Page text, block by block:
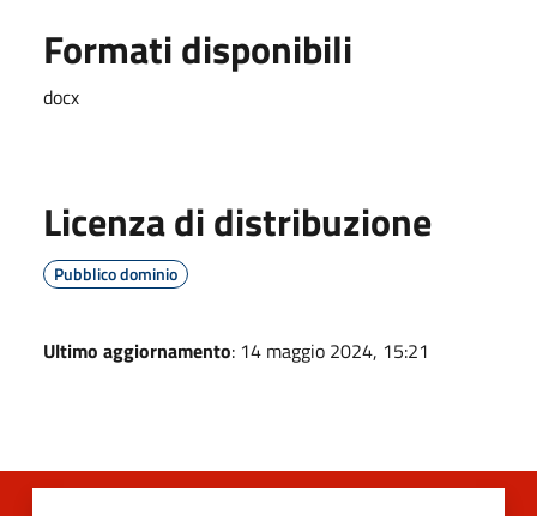
Formati disponibili
docx
Licenza di distribuzione
Pubblico dominio
Ultimo aggiornamento: 14 maggio 2024, 15:21